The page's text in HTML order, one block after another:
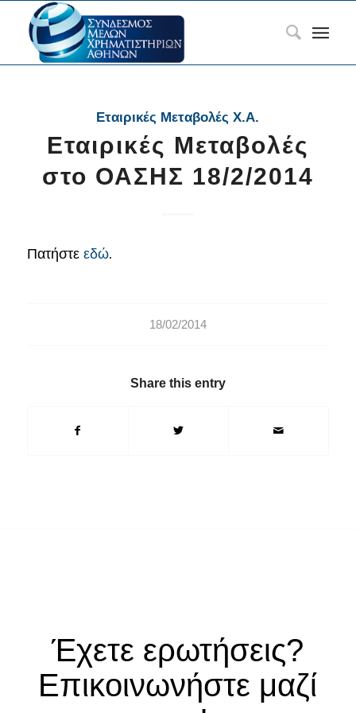
Εταιρικές Μεταβολές Χ.Α.
Εταιρικές Μεταβολές
στο ΟΑΣΗΣ 18/2/2014
Πατήστε εδώ.
18/02/2014
Share this entry
Έχετε ερωτήσεις?
Επικοινωνήστε μαζί